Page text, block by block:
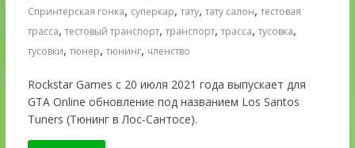
Спринтерская гонка, суперкар, тату, тату салон, тестовая
трасса, тестовый транспорт, транспорт, трасса, тусовка,
тусовки, тюнер, тюнинг, членство
Rockstar Games с 20 июля 2021 года выпускает для
GTA Online обновление под названием Los Santos
Tuners (Тюнинг в Лос-Сантосе).